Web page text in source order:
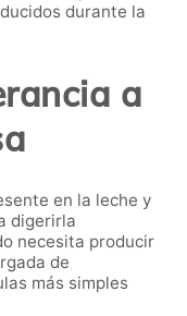
durante la
a
en la leche y
digerirla
necesita producir
de
más simples